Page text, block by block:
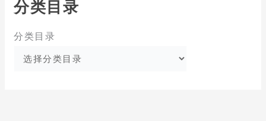
分类目录
分类目录